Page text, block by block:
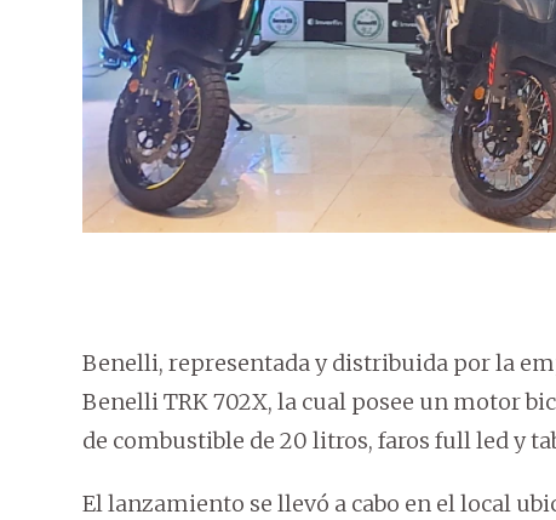
Benelli, representada y distribuida por la
Benelli TRK 702X, la cual posee un motor
de combustible de 20 litros, faros full led y
El lanzamiento se llevó a cabo en el local